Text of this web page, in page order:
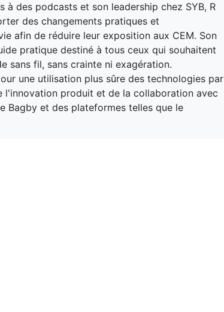
des podcasts et son leadership chez SYB, R
des changements pratiques et
afin de réduire leur exposition aux CEM. Son
pratique destiné à tous ceux qui souhaitent
sans fil, sans crainte ni exagération.
une utilisation plus sûre des technologies par
l'innovation produit et de la collaboration avec
Bagby et des plateformes telles que le